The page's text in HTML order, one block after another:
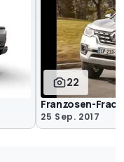
22
Franzosen-
25 Sep. 2017